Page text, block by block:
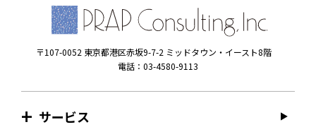
〒107-0052 東京都港区赤坂9-7-2 ミッドタウン・イースト8階
電話：03-4580-9113
サービス